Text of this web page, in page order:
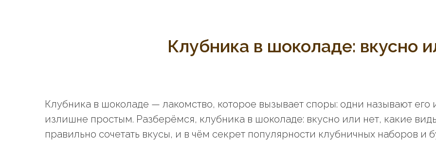
Клубника в шоколаде: вкусно
Клубника в шоколаде — лакомство, которое вызывает споры: одни называют
излишне простым. Разберёмся, клубника в шоколаде: вкусно или нет, какие
правильно сочетать вкусы, и в чём секрет популярности клубничных наборов и